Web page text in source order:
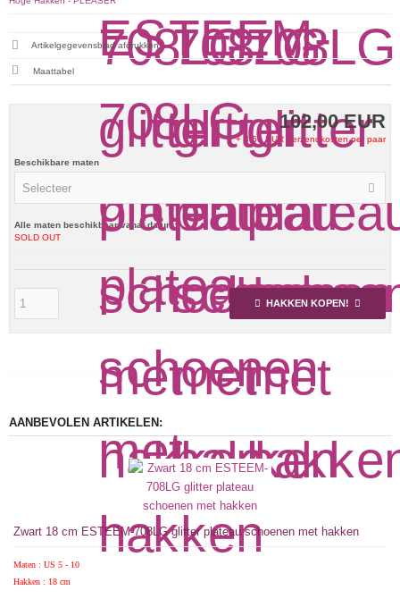
102,00 EUR
+ 8,50 EUR Verzendkosten per paar
Beschikbare maten
Selecteer
Alle maten beschikbaar vanaf datum:
SOLD OUT
HAKKEN KOPEN!
Artikelgegevensblad afdrukken
Maattabel
AANBEVOLEN ARTIKELEN:
Zwart 18 cm ESTEEM-708LG glitter plateau schoenen met hakken
Maten : US 5 - 10
Hakken : 18 cm